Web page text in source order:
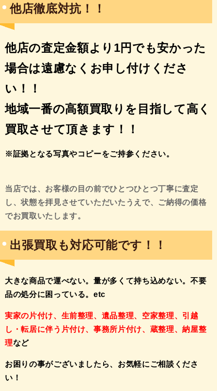
他店徹底対抗！！
他店の査定金額より1円でも安かった
場合は遠慮なくお申し付けくださ
い！！
地域一番の高額買取りを目指して高く
買取させて頂きます！！
※証拠となる写真やコピーをご持参ください。
当店では、お客様の目の前でひとつひとつ丁寧に査定
し、状態を拝見させていただいたうえで、ご納得の価格
でお買取いたします。
出張買取も対応可能です！！
大きな商品で運べない。量が多くて持ち込めない。不要
品の処分に困っている。etc
実家の片付け、生前整理、遺品整理、空家整理、引越
し・転居に伴う片付け、事務所片付け、蔵整理、納屋整
理など
お困りの事がございましたら、お気軽にご相談くださ
い！